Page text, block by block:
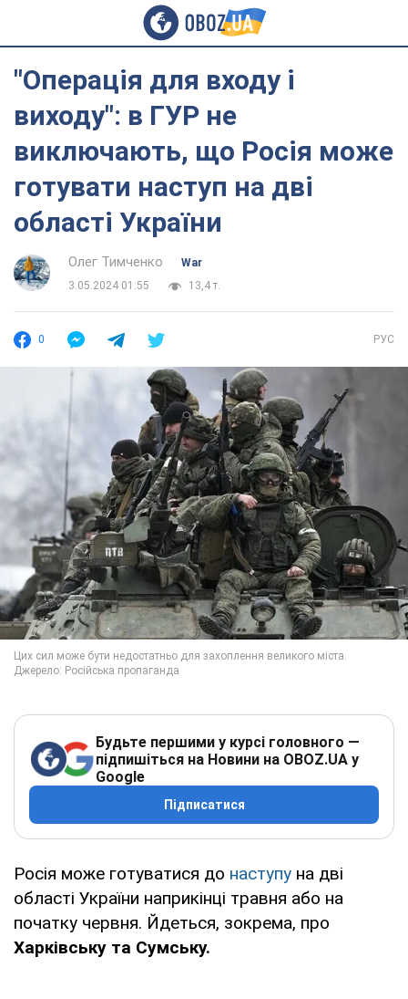
"Операція для входу і
виходу": в ГУР не
виключають, що Росія може
готувати наступ на дві
області України
Олег Тимченко
War
3.05.2024 01:55
13,4 т.
0 РУС
Будьте першими у курсі головного —
підпишіться на Новини на OBOZ.UA у
Google
Підписатися
Росія може готуватися до наступу на дві
області України наприкінці травня або на
початку червня. Йдеться, зокрема, про
Харківську та Сумську.